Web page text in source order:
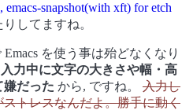
emacs-snapshot(with xft) for etch
してますね。
を使う事は殆どなくなり
入力中に文字の大きさや幅・高
嫌だった から, ですね。 入力し
トレスなんだよ。勝手に動く